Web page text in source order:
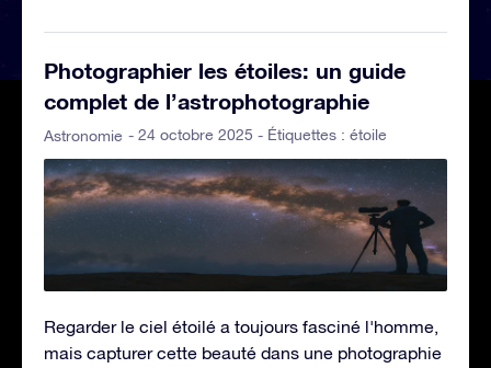
Photographier les étoiles: un guide
complet de l’astrophotographie
Astronomie - 24 octobre 2025 - Étiquettes : étoile
Regarder le ciel étoilé a toujours fasciné l'homme,
mais capturer cette beauté dans une photographie